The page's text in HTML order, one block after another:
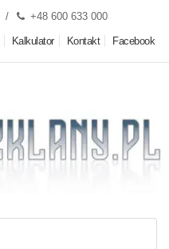
+48 600 633 000
Kalkulator Kontakt Facebook